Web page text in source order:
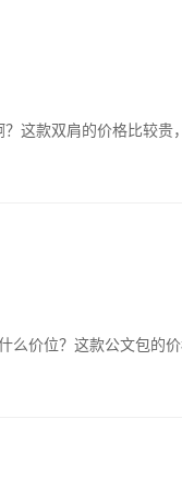
这款双肩的价格比较贵
么价位？这款公文包的